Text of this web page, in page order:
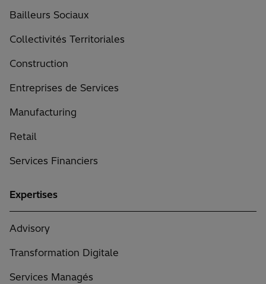
Bailleurs Sociaux
Collectivités Territoriales
Construction
Entreprises de Services
Manufacturing
Retail
Services Financiers
Expertises
Advisory
Transformation Digitale
Services Managés